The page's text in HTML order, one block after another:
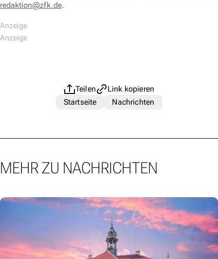
redaktion@zfk.de.
Teilen
Link kopieren
Startseite
Nachrichten
MEHR ZU NACHRICHTEN